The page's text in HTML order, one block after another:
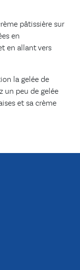
pâtissière sur
en
en allant vers
la gelée de
un peu de gelée
et sa crème